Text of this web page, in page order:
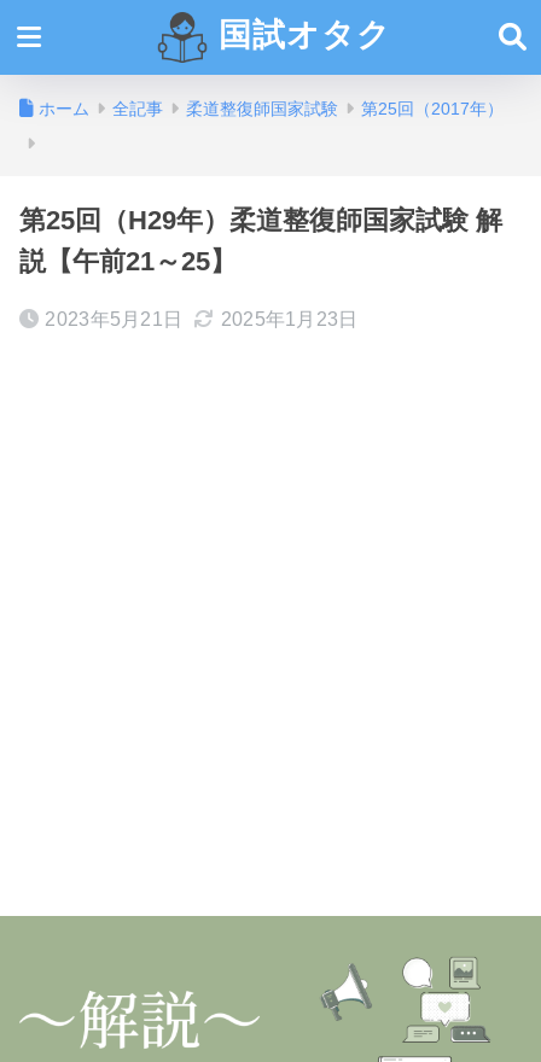
国試オタク
ホーム 全記事 柔道整復師国家試験 第25回（2017年）
第25回（H29年）柔道整復師国家試験 解
説【午前21～25】
2023年5月21日 2025年1月23日